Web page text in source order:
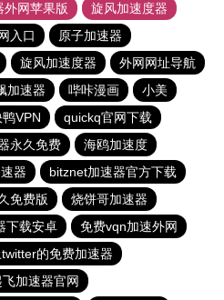
外网苹果版
旋风加速度器
入口
原子加速器
旋风加速度器
外网网址导航
加速器 哔咔漫画
小美
鸭VPN
quickq官网下载
永久免费
海鸥加速度
器
bitznet加速器官方下载
免费版
烧饼哥加速器
下载安卓
免费vqn加速外网
的免费加速器
加速器官网